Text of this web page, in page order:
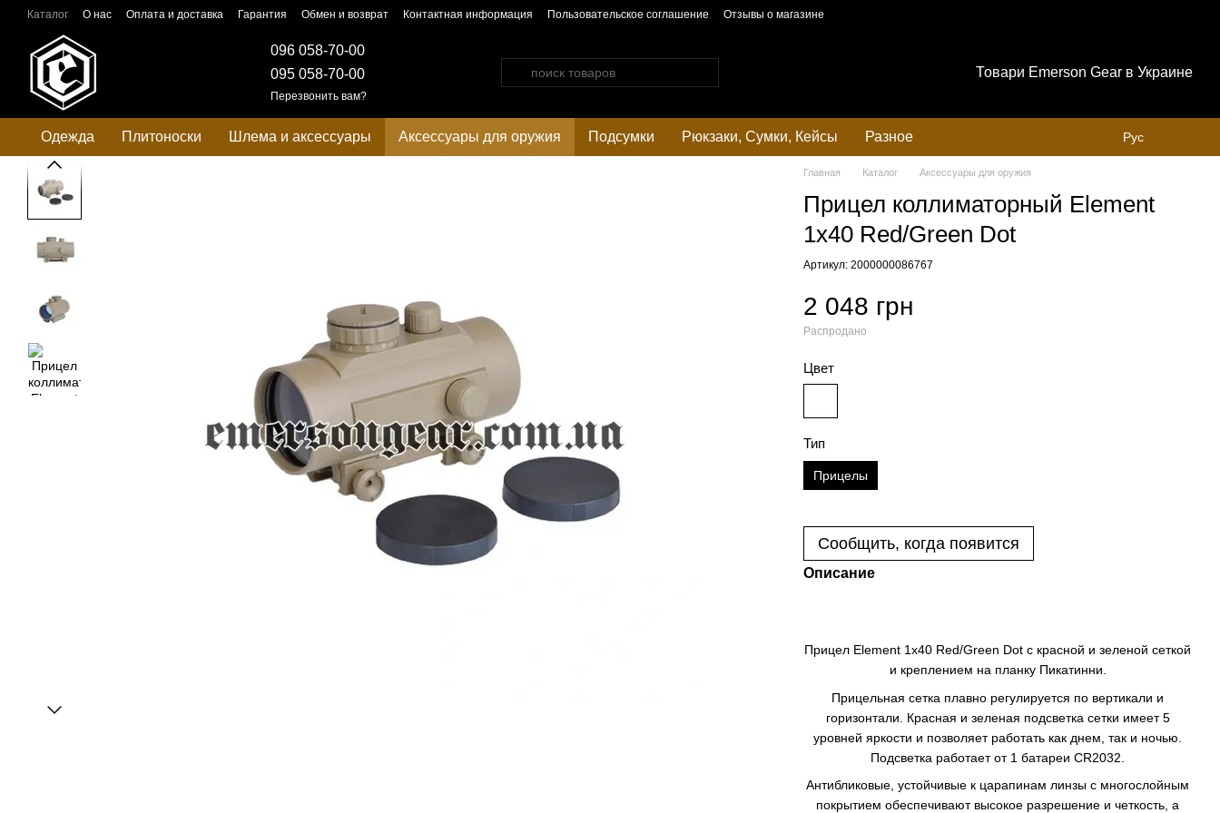
Перейти к основному контенту
Каталог О нас Оплата и доставка Гарантия Обмен и возврат Контактная информация Пользовательское соглашение Отзывы о магазине
096 058-70-00
095 058-70-00
Перезвонить вам?
Товари Emerson Gear в Украине
Одежда Плитоноски Шлема и аксессуары Аксессуары для оружия Подсумки Рюкзаки, Сумки, Кейсы Разное Рус
Главная Каталог Аксессуары для оружия
Прицел коллиматорный Element
1x40 Red/Green Dot
Артикул: 2000000086767
2 048 грн
Распродано
Цвет
Тип
Прицелы
Сообщить, когда появится
Описание
Прицел Element 1x40 Red/Green Dot с красной и зеленой сеткой
и креплением на планку Пикатинни.
Прицельная сетка плавно регулируется по вертикали и
горизонтали. Красная и зеленая подсветка сетки имеет 5
уровней яркости и позволяет работать как днем, так и ночью.
Подсветка работает от 1 батареи CR2032.
Антибликовые, устойчивые к царапинам линзы с многослойным
покрытием обеспечивают высокое разрешение и четкость, а